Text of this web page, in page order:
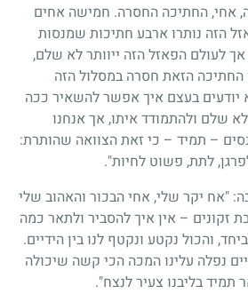
אחי, החתיכה החסרה. חמישה אחים
הזה נותרו ארבע חתיכות שמנסות
לעולם הפאזל הזה ייוותר לא שלם,
החתיכה הזאת חסרה במסלול הזה
יודעים בעצם איך אפשר להשאיר ככה
שלם ולהתמודד איתו, אך אנחנו
– תמיד – כי זאת הצוואה שהותרת:
לתת, פשוט לחיות".
"אח יקר שלי, אחי הבכור והאהוב שלי
זקונים – אין איך להסביר ולתאר כמה
והכול נקטע ונקטף לנו בין הידיים.
נפלה עלינו המכה הכי קשה שיכולה
תמיד בליבנו צעיר לנצח".